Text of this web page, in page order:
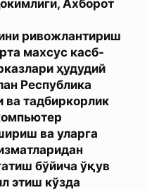
Ахборот
ривожлантириш
махсус касб-
ҳудудий
Республика
ва тадбиркорлик
ва уларга
бўйича ўқув
этиш кўзда